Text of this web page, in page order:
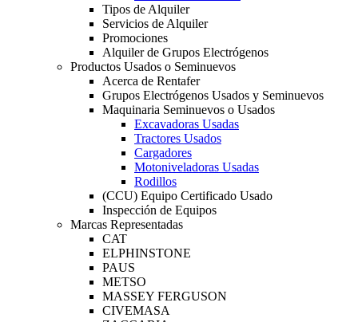
Tipos de Alquiler
Servicios de Alquiler
Promociones
Alquiler de Grupos Electrógenos
Productos Usados o Seminuevos
Acerca de Rentafer
Grupos Electrógenos Usados y Seminuevos
Maquinaria Seminuevos o Usados
Excavadoras Usadas
Tractores Usados
Cargadores
Motoniveladoras Usadas
Rodillos
(CCU) Equipo Certificado Usado
Inspección de Equipos
Marcas Representadas
CAT
ELPHINSTONE
PAUS
METSO
MASSEY FERGUSON
CIVEMASA